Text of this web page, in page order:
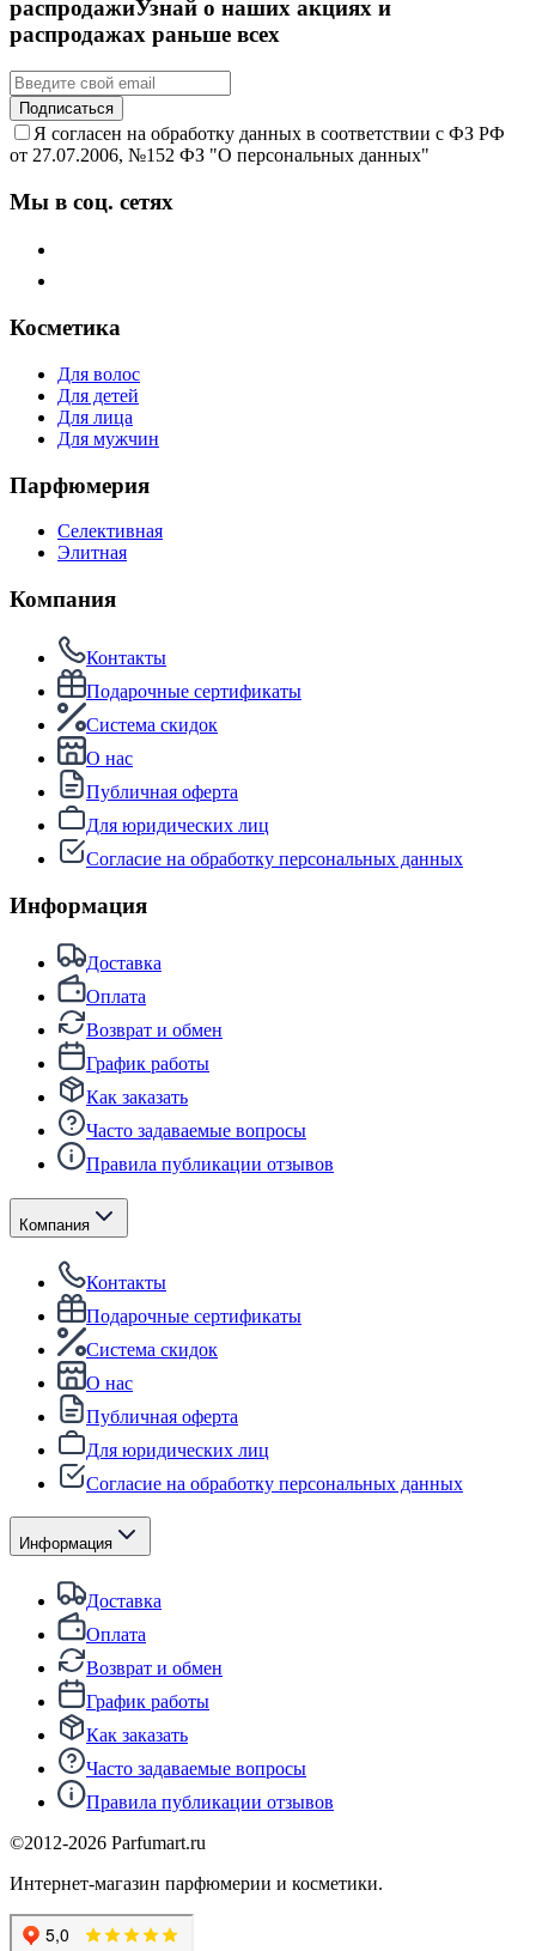
распродажиУзнай о наших акциях и
распродажах раньше всех
Подписаться
Я согласен на обработку данных в соответствии с ФЗ РФ
от 27.07.2006, №152 ФЗ "О персональных данных"
Мы в соц. сетях
Косметика
Для волос
Для детей
Для лица
Для мужчин
Парфюмерия
Селективная
Элитная
Компания
Контакты
Подарочные сертификаты
Система скидок
О нас
Публичная оферта
Для юридических лиц
Согласие на обработку персональных данных
Информация
Доставка
Оплата
Возврат и обмен
График работы
Как заказать
Часто задаваемые вопросы
Правила публикации отзывов
Компания
Контакты
Подарочные сертификаты
Система скидок
О нас
Публичная оферта
Для юридических лиц
Согласие на обработку персональных данных
Информация
Доставка
Оплата
Возврат и обмен
График работы
Как заказать
Часто задаваемые вопросы
Правила публикации отзывов
©2012-2026 Parfumart.ru
Интернет-магазин парфюмерии и косметики.